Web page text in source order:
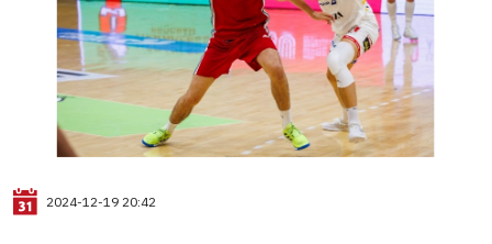
2024-12-19 20:42